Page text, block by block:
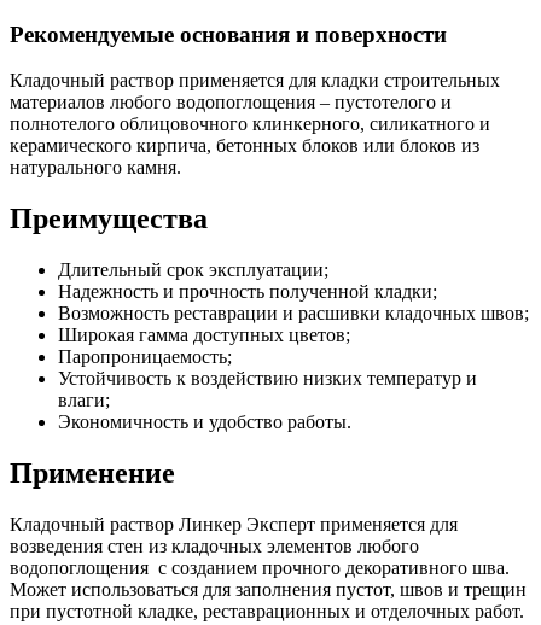
Рекомендуемые основания и поверхности
Кладочный раствор применяется для кладки строительных
материалов любого водопоглощения – пустотелого и
полнотелого облицовочного клинкерного, силикатного и
керамического кирпича, бетонных блоков или блоков из
натурального камня.
Преимущества
Длительный срок эксплуатации;
Надежность и прочность полученной кладки;
Возможность реставрации и расшивки кладочных швов;
Широкая гамма доступных цветов;
Паропроницаемость;
Устойчивость к воздействию низких температур и
влаги;
Экономичность и удобство работы.
Применение
Кладочный раствор Линкер Эксперт применяется для
возведения стен из кладочных элементов любого
водопоглощения с созданием прочного декоративного шва.
Может использоваться для заполнения пустот, швов и трещин
при пустотной кладке, реставрационных и отделочных работ.